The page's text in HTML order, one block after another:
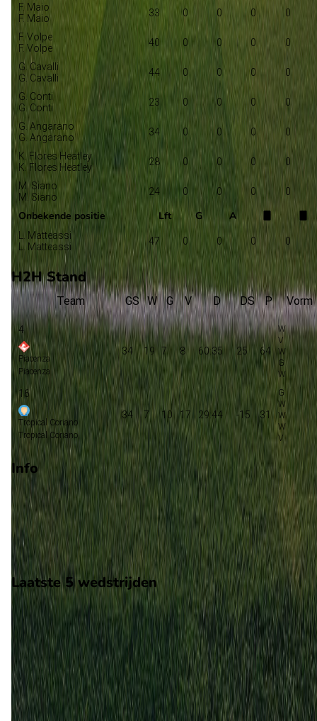
F. Maio
F. Maio
33 0 0 0 0
F. Volpe
F. Volpe
40 0 0 0 0
G. Cavalli
G. Cavalli
44 0 0 0 0
G. Conti
G. Conti
23 0 0 0 0
G. Angarano
G. Angarano
34 0 0 0 0
K. Flores Heatley
K. Flores Heatley
28 0 0 0 0
M. Siano
M. Siano
24 0 0 0 0
Onbekende positie Lft G A
L. Matteassi
L. Matteassi
47 0 0 0 0
H2H Stand
Team GS W G V D DS P Vorm
4
Piacenza
Piacenza
34 19 7 8 60:35 25 64
16
Tropical Coriano
Tropical Coriano
34 7 10 17 29:44 -15 31
Info
Op 26 april 2026 gaat Tropical Coriano de strijd aan met
Piacenza. De wedstrijd wordt afgetrapt om 13:00 en wordt
gespeeld in de Serie D.
Stadion: Onbekend
Scheidsrechter: Onbekend
Laatste 5 wedstrijden
H2H
Tropical Coriano
Piacenza
26 apr2026
Tropical Coriano
Piacenza
10